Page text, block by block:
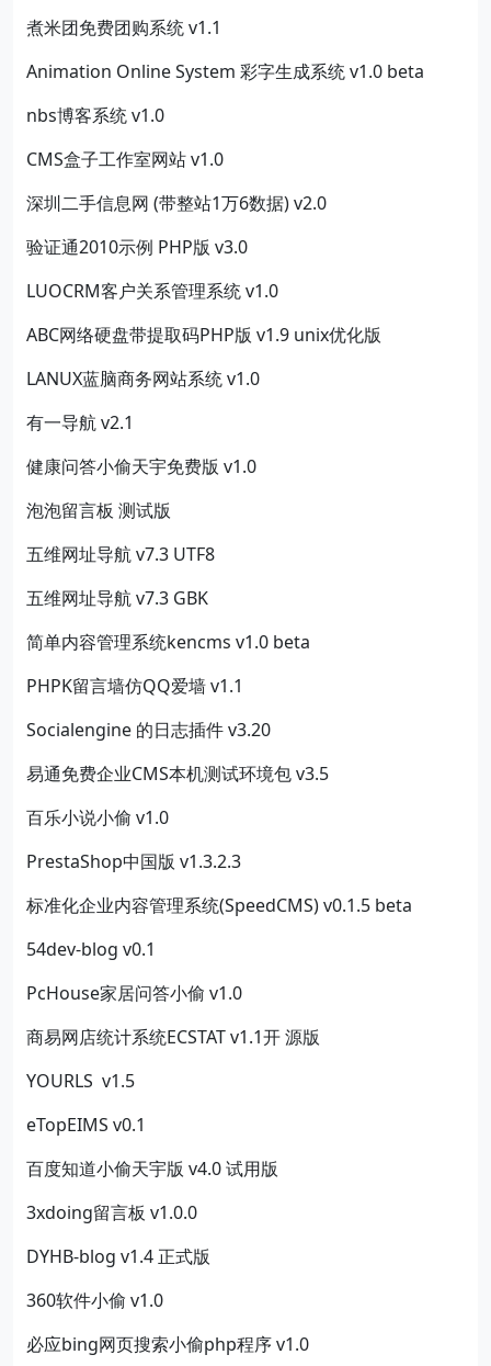
煮米团免费团购系统 v1.1
Animation Online System 彩字生成系统 v1.0 beta
nbs博客系统 v1.0
CMS盒子工作室网站 v1.0
深圳二手信息网 (带整站1万6数据) v2.0
验证通2010示例 PHP版 v3.0
LUOCRM客户关系管理系统 v1.0
ABC网络硬盘带提取码PHP版 v1.9 unix优化版
LANUX蓝脑商务网站系统 v1.0
有一导航 v2.1
健康问答小偷天宇免费版 v1.0
泡泡留言板 测试版
五维网址导航 v7.3 UTF8
五维网址导航 v7.3 GBK
简单内容管理系统kencms v1.0 beta
PHPK留言墙仿QQ爱墙 v1.1
Socialengine 的日志插件 v3.20
易通免费企业CMS本机测试环境包 v3.5
百乐小说小偷 v1.0
PrestaShop中国版 v1.3.2.3
标准化企业内容管理系统(SpeedCMS) v0.1.5 beta
54dev-blog v0.1
PcHouse家居问答小偷 v1.0
商易网店统计系统ECSTAT v1.1开 源版
YOURLS v1.5
eTopEIMS v0.1
百度知道小偷天宇版 v4.0 试用版
3xdoing留言板 v1.0.0
DYHB-blog v1.4 正式版
360软件小偷 v1.0
必应bing网页搜索小偷php程序 v1.0